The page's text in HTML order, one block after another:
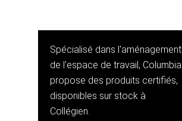
Spécialisé dans l'aménagement
de l'espace de travail, Columbia
propose des produits certifiés,
disponibles sur stock à
Collégien.